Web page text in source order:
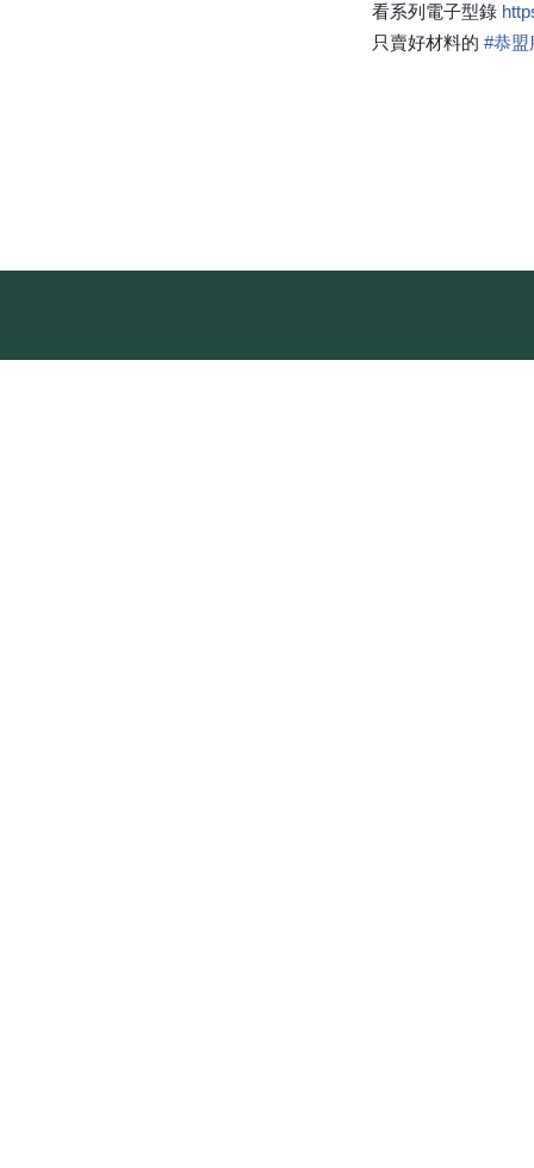
看系列電子型錄
只賣好材料的 #恭盟